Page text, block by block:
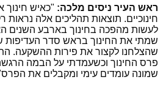
ראש העיר ניסים מלכה: "כאיש חינוך
חינוכיים. תוצאות תהליכים אלה נראות
לעשות מהפכה בחינוך בארבע השנים
שמתי את החינוך בראש סדר העדיפות
שהצלחנו לקצור את פירות ההשקעה.
פרס החינוך וכשעמדתי על הבמה
שמונה עומדים עימי ומקבלים את